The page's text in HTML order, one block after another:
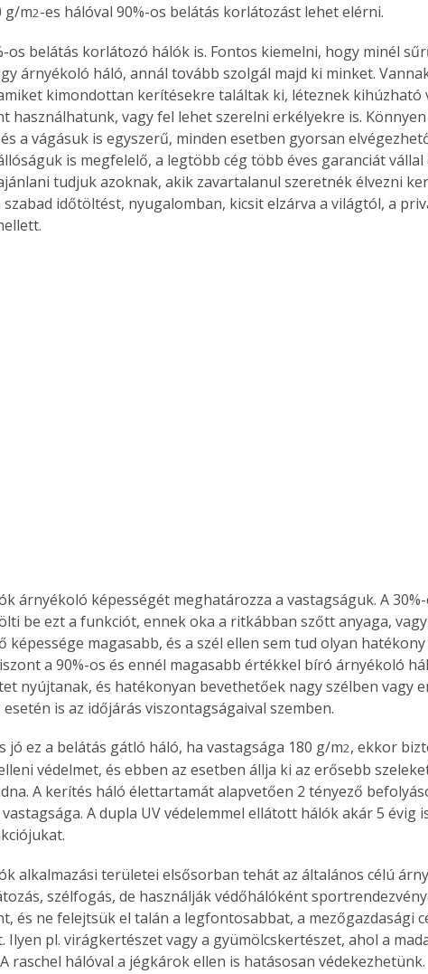
g/m2-es hálóval 90%-os belátás korlátozást lehet elérni.
os belátás korlátozó hálók is. Fontos kiemelni, hogy minél
árnyékoló háló, annál tovább szolgál majd ki minket.
kimondottan kerítésekre találtak ki, léteznek kihúzható
használhatunk, vagy fel lehet szerelni erkélyekre is.
a vágásuk is egyszerű, minden esetben gyorsan
is megfelelő, a legtöbb cég több éves garanciát
tudjuk azoknak, akik zavartalanul szeretnék élvezni
időtöltést, nyugalomban, kicsit elzárva a világtól, a
árnyékoló képességét meghatározza a vastagságuk. A
be ezt a funkciót, ennek oka a ritkábban szőtt anyaga,
képessége magasabb, és a szél ellen sem tud olyan
a 90%-os és ennél magasabb értékkel bíró árnyékoló
nyújtanak, és hatékonyan bevethetőek nagy szélben vagy
is az időjárás viszontagságaival szemben.
jó ez a belátás gátló háló, ha vastagsága 180 g/m2, ekkor
védelmet, és ebben az esetben állja ki az erősebb
A kerítés háló élettartamát alapvetően 2 tényező
vastagsága. A dupla UV védelemmel ellátott hálók akár 5 évig
alkalmazási területei elsősorban tehát az általános célú
szélfogás, de használják védőhálóként
és ne felejtsük el talán a legfontosabbat, a mezőgazdasági
Ilyen pl. virágkertészet vagy a gyümölcskertészet, ahol a
raschel hálóval a jégkárok ellen is hatásosan védekezhetünk.